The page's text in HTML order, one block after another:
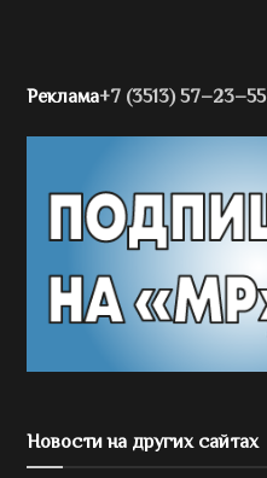
Реклама+7 (3513) 57–23–55
Новости на других сайтах